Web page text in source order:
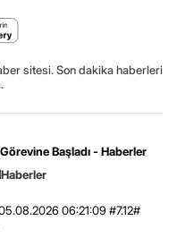
sitesi. Son dakika haberleri
Başladı - Haberler
Haberler
06:21:09 #7.12#